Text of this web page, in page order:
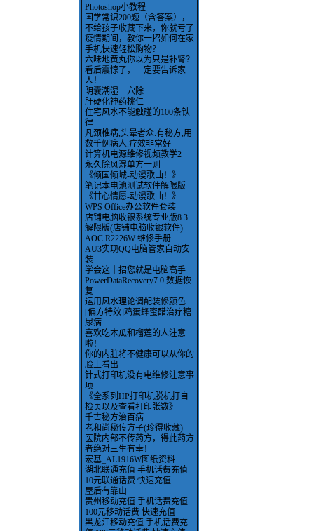
Photoshop小教程
国学常识200题（含答案），
不给孩子收藏下来，你就亏了
疫情期间，教你一招如何在家
手机快速轻松购物？
六味地黄丸你以为只是补肾？
看后震惊了，一定要告诉家
人！
阴囊潮湿一穴除
肝硬化神药桃仁
住宅风水不能触碰的100条铁
律
凡颈椎病,头晕者众.有秘方,用
数千例病人.疗效非常好
计算机电源维修视频教学2
永久除风湿单方一则
《倾国倾城-动漫歌曲！》
笔记本电池测试软件解限版
《甘心情愿-动漫歌曲！》
WPS Office办公软件套装
店铺电脑收银系统专业版8.3
解限版(店铺电脑收银软件)
AOC R2226W 维修手册
AU3实现QQ电脑管家自动安
装
学会这十招您就是电脑高手
PowerDataRecovery7.0 数据恢
复
运用风水理论调配装修颜色
[偏方特效]鸡蛋蜂蜜醋治疗糖
尿病
喜欢吃木瓜和榴莲的人注意
啦！
你的内脏将不健康可以从你的
脸上看出
针式打印机没有电维修注意事
项
《全系列HP打印机脱机打自
检页以及查看打印张数》
千古秘方治百病
老和尚秘传方子(珍得收藏)
医院内部不传药方，得此药方
者绝对三生有幸！
宏基_AL1916W图纸资料
湖北联通充值 手机话费充值
10元联通话费 快速充值
屋后有靠山
贵州移动充值 手机话费充值
100元移动话费 快速充值
黑龙江移动充值 手机话费充